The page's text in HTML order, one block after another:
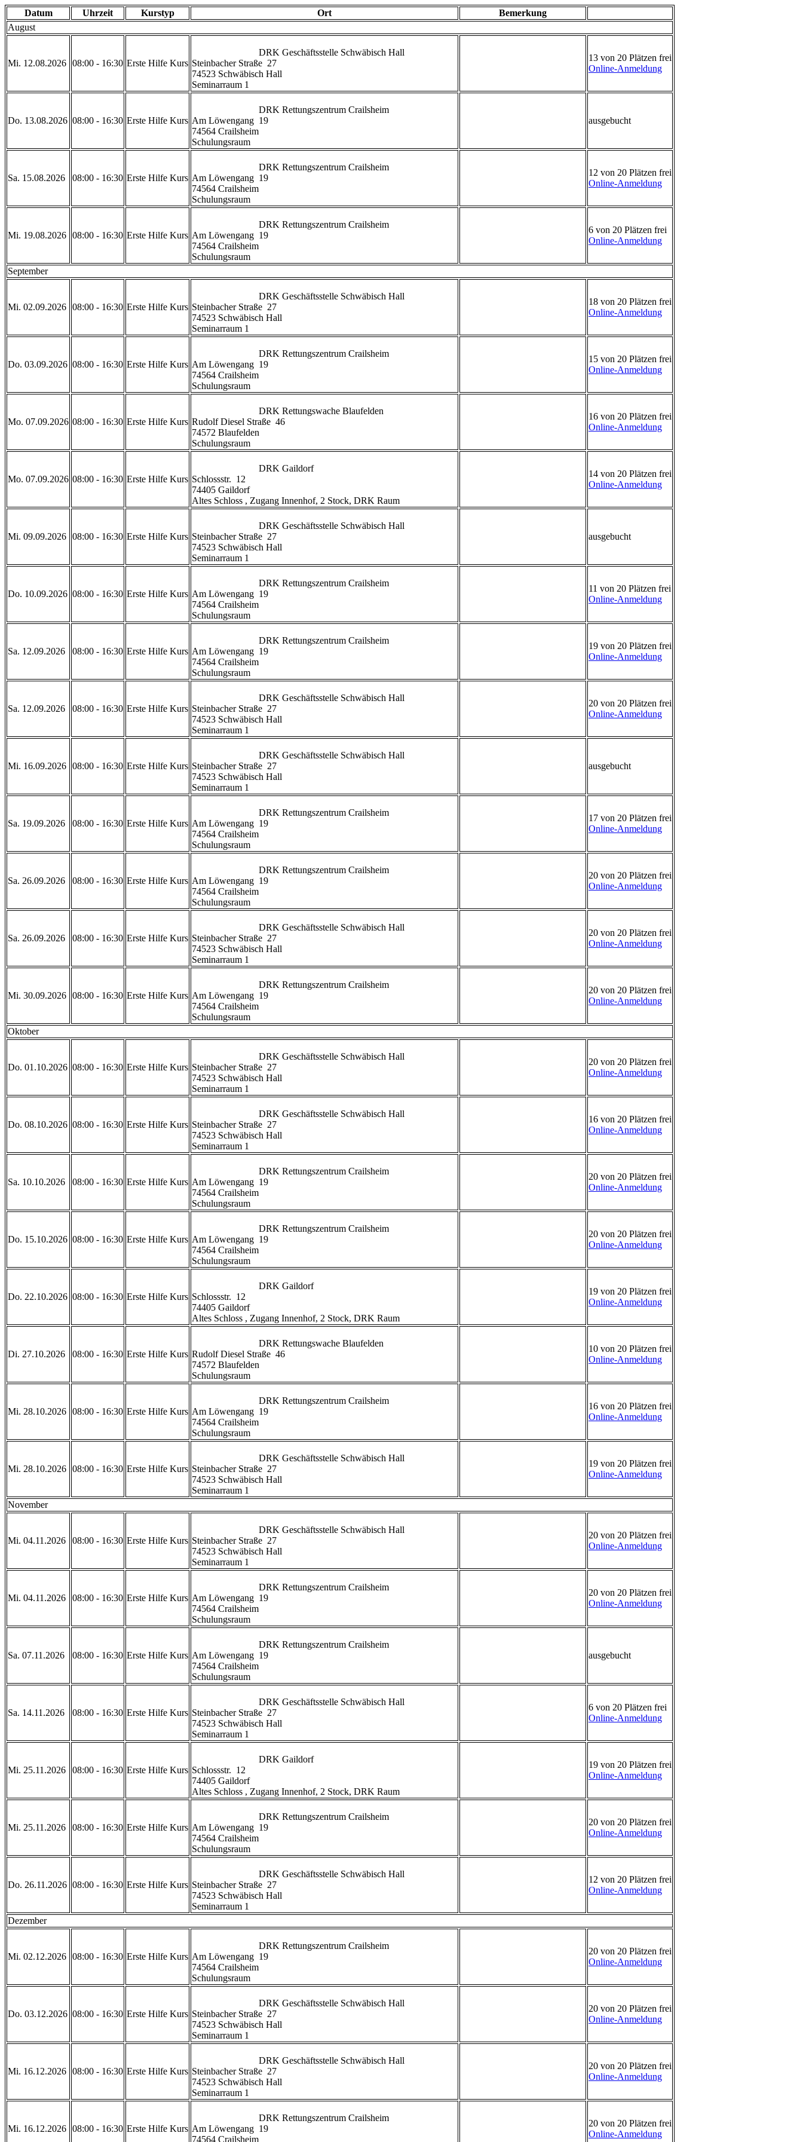
Datum Uhrzeit Kurstyp Ort
Bemerkung
August
Mi. 12.08.2026 08:00 - 16:30 Erste Hilfe Kurs Steinbacher Straße  27
74523 Schwäbisch Hall
Seminarraum 1
13 von 20 Plätzen frei
Online-Anmeldung
Do. 13.08.2026 08:00 - 16:30 Erste Hilfe Kurs Am Löwengang  19
74564 Crailsheim
Schulungsraum
ausgebucht
Sa. 15.08.2026 08:00 - 16:30 Erste Hilfe Kurs Am Löwengang  19
74564 Crailsheim
Schulungsraum
12 von 20 Plätzen frei
Online-Anmeldung
Mi. 19.08.2026 08:00 - 16:30 Erste Hilfe Kurs Am Löwengang  19
74564 Crailsheim
Schulungsraum
6 von 20 Plätzen frei
Online-Anmeldung
September
Mi. 02.09.2026 08:00 - 16:30 Erste Hilfe Kurs Steinbacher Straße  27
74523 Schwäbisch Hall
Seminarraum 1
18 von 20 Plätzen frei
Online-Anmeldung
Do. 03.09.2026 08:00 - 16:30 Erste Hilfe Kurs Am Löwengang  19
74564 Crailsheim
Schulungsraum
15 von 20 Plätzen frei
Online-Anmeldung
Mo. 07.09.2026 08:00 - 16:30 Erste Hilfe Kurs Rudolf Diesel Straße  46
74572 Blaufelden
Schulungsraum
16 von 20 Plätzen frei
Online-Anmeldung
Mo. 07.09.2026 08:00 - 16:30 Erste Hilfe Kurs Schlossstr.  12
74405 Gaildorf
Altes Schloss , Zugang Innenhof, 2 Stock, DRK Raum
14 von 20 Plätzen frei
Online-Anmeldung
Mi. 09.09.2026 08:00 - 16:30 Erste Hilfe Kurs Steinbacher Straße  27
74523 Schwäbisch Hall
Seminarraum 1
ausgebucht
Do. 10.09.2026 08:00 - 16:30 Erste Hilfe Kurs Am Löwengang  19
74564 Crailsheim
Schulungsraum
11 von 20 Plätzen frei
Online-Anmeldung
Sa. 12.09.2026 08:00 - 16:30 Erste Hilfe Kurs Am Löwengang  19
74564 Crailsheim
Schulungsraum
19 von 20 Plätzen frei
Online-Anmeldung
Sa. 12.09.2026 08:00 - 16:30 Erste Hilfe Kurs Steinbacher Straße  27
74523 Schwäbisch Hall
Seminarraum 1
20 von 20 Plätzen frei
Online-Anmeldung
Mi. 16.09.2026 08:00 - 16:30 Erste Hilfe Kurs Steinbacher Straße  27
74523 Schwäbisch Hall
Seminarraum 1
ausgebucht
Sa. 19.09.2026 08:00 - 16:30 Erste Hilfe Kurs Am Löwengang  19
74564 Crailsheim
Schulungsraum
17 von 20 Plätzen frei
Online-Anmeldung
Sa. 26.09.2026 08:00 - 16:30 Erste Hilfe Kurs Am Löwengang  19
74564 Crailsheim
Schulungsraum
20 von 20 Plätzen frei
Online-Anmeldung
Sa. 26.09.2026 08:00 - 16:30 Erste Hilfe Kurs Steinbacher Straße  27
74523 Schwäbisch Hall
Seminarraum 1
20 von 20 Plätzen frei
Online-Anmeldung
Mi. 30.09.2026 08:00 - 16:30 Erste Hilfe Kurs Am Löwengang  19
74564 Crailsheim
Schulungsraum
20 von 20 Plätzen frei
Online-Anmeldung
Oktober
Do. 01.10.2026 08:00 - 16:30 Erste Hilfe Kurs Steinbacher Straße  27
74523 Schwäbisch Hall
Seminarraum 1
20 von 20 Plätzen frei
Online-Anmeldung
Do. 08.10.2026 08:00 - 16:30 Erste Hilfe Kurs Steinbacher Straße  27
74523 Schwäbisch Hall
Seminarraum 1
16 von 20 Plätzen frei
Online-Anmeldung
Sa. 10.10.2026 08:00 - 16:30 Erste Hilfe Kurs Am Löwengang  19
74564 Crailsheim
Schulungsraum
20 von 20 Plätzen frei
Online-Anmeldung
Do. 15.10.2026 08:00 - 16:30 Erste Hilfe Kurs Am Löwengang  19
74564 Crailsheim
Schulungsraum
20 von 20 Plätzen frei
Online-Anmeldung
Do. 22.10.2026 08:00 - 16:30 Erste Hilfe Kurs Schlossstr.  12
74405 Gaildorf
Altes Schloss , Zugang Innenhof, 2 Stock, DRK Raum
19 von 20 Plätzen frei
Online-Anmeldung
Di. 27.10.2026 08:00 - 16:30 Erste Hilfe Kurs Rudolf Diesel Straße  46
74572 Blaufelden
Schulungsraum
10 von 20 Plätzen frei
Online-Anmeldung
Mi. 28.10.2026 08:00 - 16:30 Erste Hilfe Kurs Am Löwengang  19
74564 Crailsheim
Schulungsraum
16 von 20 Plätzen frei
Online-Anmeldung
Mi. 28.10.2026 08:00 - 16:30 Erste Hilfe Kurs Steinbacher Straße  27
74523 Schwäbisch Hall
Seminarraum 1
19 von 20 Plätzen frei
Online-Anmeldung
November
Mi. 04.11.2026 08:00 - 16:30 Erste Hilfe Kurs Steinbacher Straße  27
74523 Schwäbisch Hall
Seminarraum 1
20 von 20 Plätzen frei
Online-Anmeldung
Mi. 04.11.2026 08:00 - 16:30 Erste Hilfe Kurs Am Löwengang  19
74564 Crailsheim
Schulungsraum
20 von 20 Plätzen frei
Online-Anmeldung
Sa. 07.11.2026 08:00 - 16:30 Erste Hilfe Kurs Am Löwengang  19
74564 Crailsheim
Schulungsraum
ausgebucht
Sa. 14.11.2026 08:00 - 16:30 Erste Hilfe Kurs Steinbacher Straße  27
74523 Schwäbisch Hall
Seminarraum 1
6 von 20 Plätzen frei
Online-Anmeldung
Mi. 25.11.2026 08:00 - 16:30 Erste Hilfe Kurs Schlossstr.  12
74405 Gaildorf
Altes Schloss , Zugang Innenhof, 2 Stock, DRK Raum
19 von 20 Plätzen frei
Online-Anmeldung
Mi. 25.11.2026 08:00 - 16:30 Erste Hilfe Kurs Am Löwengang  19
74564 Crailsheim
Schulungsraum
20 von 20 Plätzen frei
Online-Anmeldung
Do. 26.11.2026 08:00 - 16:30 Erste Hilfe Kurs Steinbacher Straße  27
74523 Schwäbisch Hall
Seminarraum 1
12 von 20 Plätzen frei
Online-Anmeldung
Dezember
Mi. 02.12.2026 08:00 - 16:30 Erste Hilfe Kurs Am Löwengang  19
74564 Crailsheim
Schulungsraum
20 von 20 Plätzen frei
Online-Anmeldung
Do. 03.12.2026 08:00 - 16:30 Erste Hilfe Kurs Steinbacher Straße  27
74523 Schwäbisch Hall
Seminarraum 1
20 von 20 Plätzen frei
Online-Anmeldung
Mi. 16.12.2026 08:00 - 16:30 Erste Hilfe Kurs Steinbacher Straße  27
74523 Schwäbisch Hall
Seminarraum 1
20 von 20 Plätzen frei
Online-Anmeldung
Mi. 16.12.2026 08:00 - 16:30 Erste Hilfe Kurs Am Löwengang  19
74564 Crailsheim
20 von 20 Plätzen frei
Online-Anmeldung